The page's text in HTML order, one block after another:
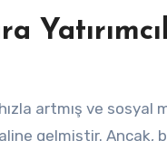
artmış ve sosyal
gelmiştir. Ancak,